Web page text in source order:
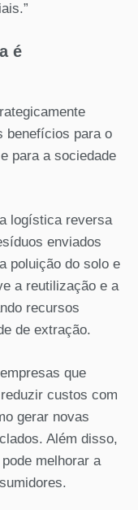
é
benefícios para o
para a sociedade
a logística reversa
enviados
poluição do solo e
a reutilização e a
recursos
de extração.
que
custos com
gerar novas
Além disso,
melhorar a